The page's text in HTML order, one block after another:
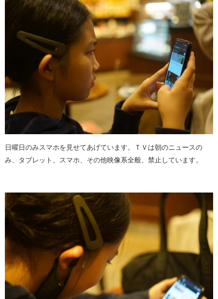
日曜日のみスマホを見せてあげています。ＴＶは朝のニュースの
み、タブレット、スマホ、その他映像系全般、禁止しています。